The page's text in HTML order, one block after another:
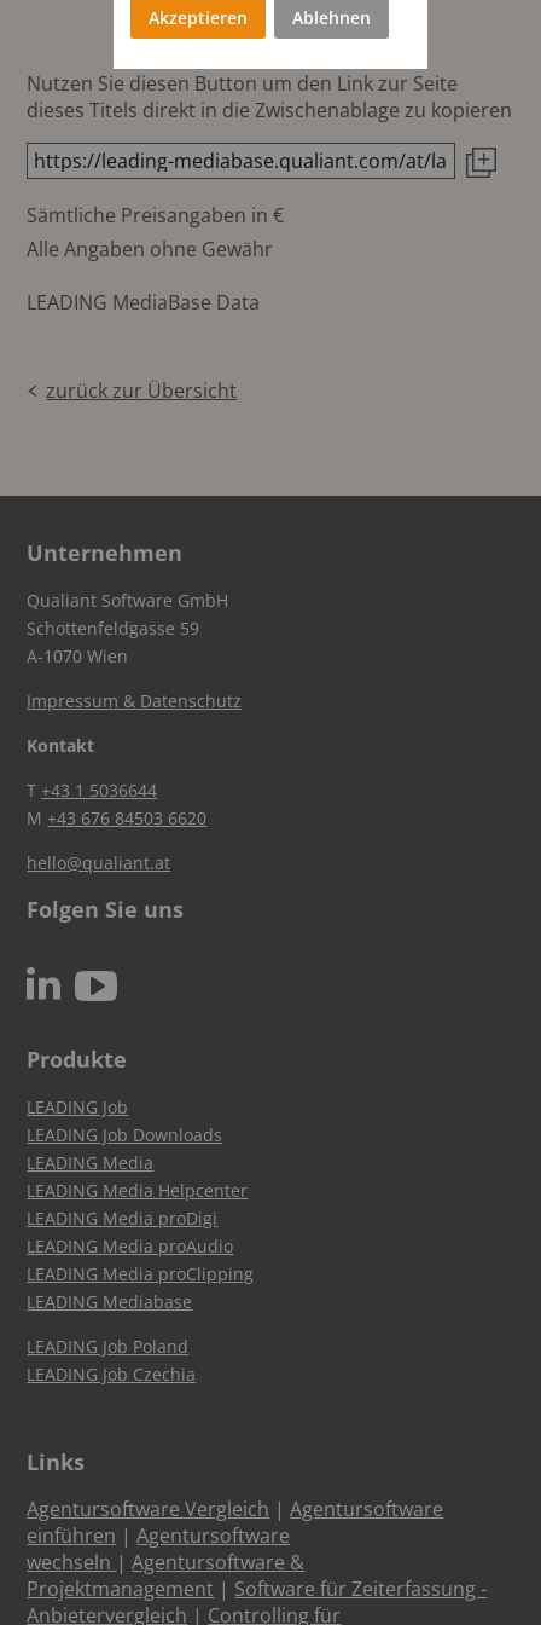
Nutzen Sie diesen Button um den Link zur Seite
dieses Titels direkt in die Zwischenablage zu kopieren
Sämtliche Preisangaben in €
Alle Angaben ohne Gewähr
LEADING MediaBase Data
zurück zur Übersicht
Unternehmen
Qualiant Software GmbH
Schottenfeldgasse 59
A-1070 Wien
Impressum & Datenschutz
Kontakt
T+43 1 5036644
M+43 676 84503 6620
hello@qualiant.at
Folgen Sie uns
N c
Produkte
LEADING Job
LEADING Job Downloads
LEADING Media
LEADING Media Helpcenter
LEADING Media proDigi
LEADING Media proAudio
LEADING Media proClipping
LEADING Mediabase
LEADING Job Poland
LEADING Job Czechia
Links
Agentursoftware Vergleich |Agentursoftware
einführen |Agentursoftware
wechseln |Agentursoftware &
Projektmanagement | Software für Zeiterfassung -
Anbietervergleich | Controlling für
Akzeptieren Ablehnen